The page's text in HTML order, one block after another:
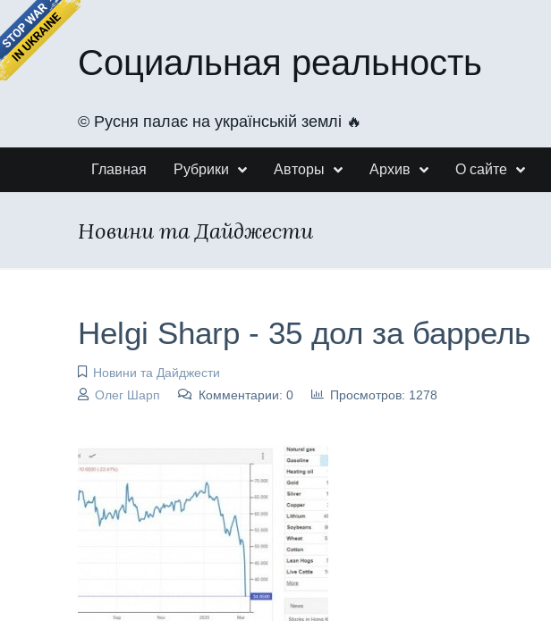
Социальная реальность
©️ Русня палає на українській землі 🔥
Главная Рубрики Авторы Архив О сайте
Новини та Дайджести
Helgi Sharp - 35 дол за баррель
Новини та Дайджести
Олег Шарп
Комментарии: 0 Просмотров: 1278